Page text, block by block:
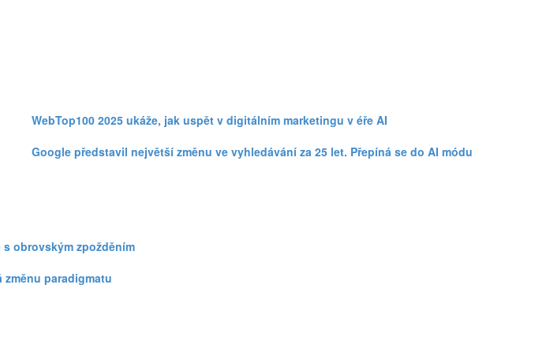
WebTop100 2025 ukáže, jak uspět v digitálním marketingu v éře AI
Google představil největší změnu ve vyhledávání za 25 let. Přepíná se do AI módu
obrovským zpožděním
změnu paradigmatu